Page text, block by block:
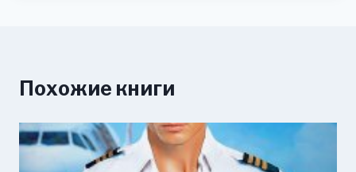
Похожие книги